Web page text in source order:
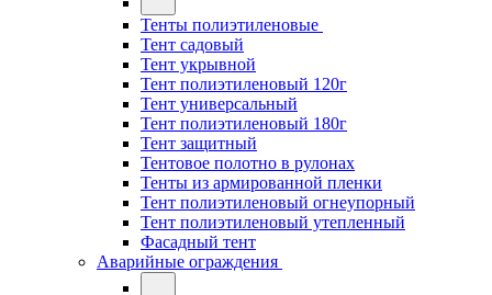
Тенты полиэтиленовые
Тент садовый
Тент укрывной
Тент полиэтиленовый 120г
Тент универсальный
Тент полиэтиленовый 180г
Тент защитный
Тентовое полотно в рулонах
Тенты из армированной пленки
Тент полиэтиленовый огнеупорный
Тент полиэтиленовый утепленный
Фасадный тент
Аварийные ограждения